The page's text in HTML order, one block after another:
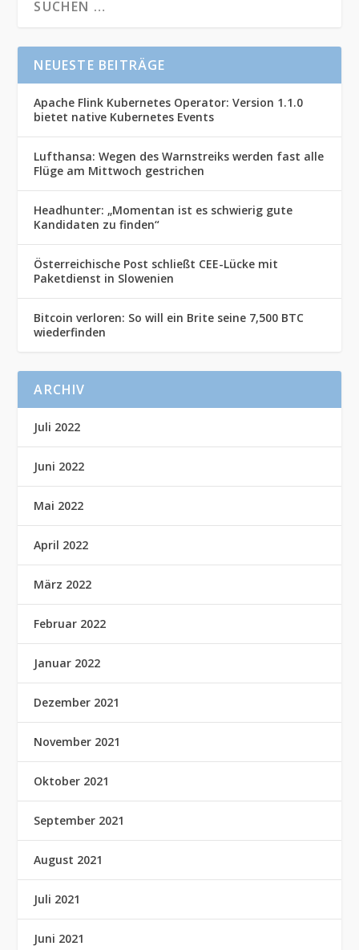
NEUESTE BEITRÄGE
Apache Flink Kubernetes Operator: Version 1.1.0
bietet native Kubernetes Events
Lufthansa: Wegen des Warnstreiks werden fast alle
Flüge am Mittwoch gestrichen
Headhunter: „Momentan ist es schwierig gute
Kandidaten zu finden“
Österreichische Post schließt CEE-Lücke mit
Paketdienst in Slowenien
Bitcoin verloren: So will ein Brite seine 7,500 BTC
wiederfinden
ARCHIV
Juli 2022
Juni 2022
Mai 2022
April 2022
März 2022
Februar 2022
Januar 2022
Dezember 2021
November 2021
Oktober 2021
September 2021
August 2021
Juli 2021
Juni 2021